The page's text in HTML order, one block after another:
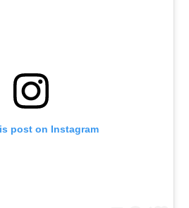
הצטרפות לחבילת הערוצים
post on Instagram